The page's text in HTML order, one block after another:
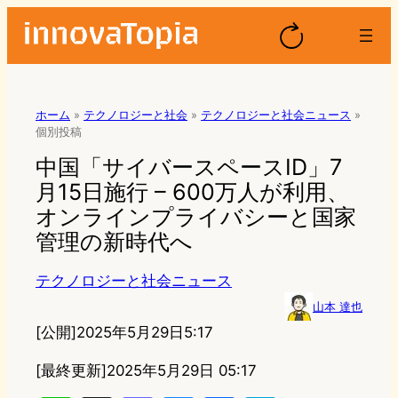
ホーム » テクノロジーと社会 » テクノロジーと社会ニュース »
個別投稿
中国「サイバースペースID」7
月15日施行 – 600万人が利用、
オンラインプライバシーと国家
管理の新時代へ
テクノロジーと社会ニュース
山本 達也
[公開]2025年5月29日5:17
[最終更新]2025年5月29日 05:17